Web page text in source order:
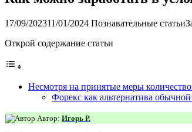
17/09/202311/01/2024 Познавательные статьи
Открой содержание статьи
Несмотря на принятые меры
Форекс как альтернатива
Автор: Игорь Р.